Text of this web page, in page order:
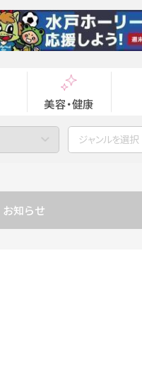
美容・健康
ジャンルを選択
お知らせ